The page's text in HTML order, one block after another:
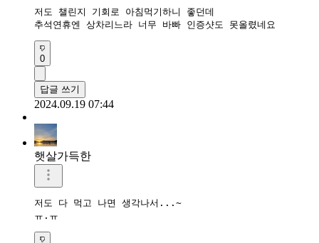
저도 챌린지 기회로 아침먹기하니 좋던데
추석연휴엔 상차리느라 너무 바빠 인증샷도 못올렸네요
0
답글 쓰기
2024.09.19 07:44
햇살가득한
저도 다 먹고 나면 생각나서...~
ㅠ.ㅠ